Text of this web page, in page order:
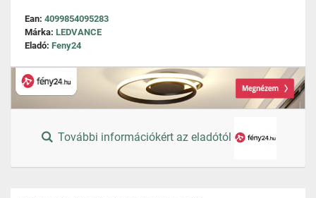
Ean: 4099854095283
Márka: LEDVANCE
Eladó: Feny24
További információkért az eladótól